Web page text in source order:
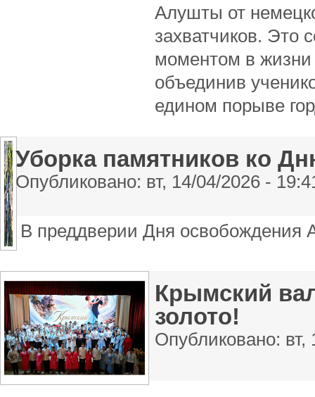
Алушты от
захватчиков. Это
моментом в жизни
объединив
едином порыве
Уборка памятников ко
Опубликовано: вт, 14/04/2026 -
В преддверии Дня освобождения
Крымский
золото!
Опубликовано: вт,